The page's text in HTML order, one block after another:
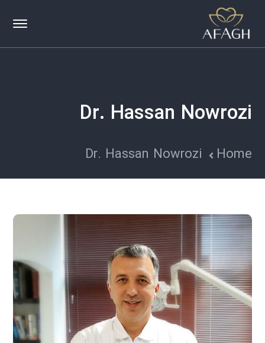
Dr. Hassan Nowrozi
Home
Dr. Hassan Nowrozi